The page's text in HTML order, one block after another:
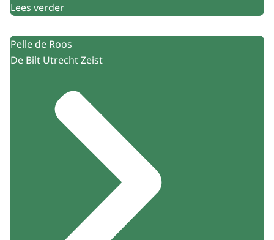
Lees verder
Pelle de Roos
De Bilt Utrecht Zeist